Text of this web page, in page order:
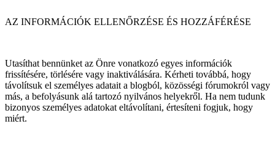
AZ INFORMÁCIÓK ELLENŐRZÉSE ÉS HOZZÁFÉRÉSE
Utasíthat bennünket az Önre vonatkozó egyes információk
frissítésére, törlésére vagy inaktiválására. Kérheti továbbá, hogy
távolítsuk el személyes adatait a blogból, közösségi fórumokról vagy
más, a befolyásunk alá tartozó nyilvános helyekről. Ha nem tudunk
bizonyos személyes adatokat eltávolítani, értesíteni fogjuk, hogy
miért.